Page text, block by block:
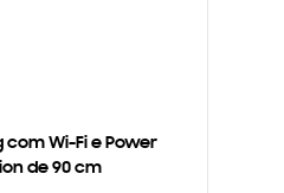
com Wi-Fi e Power
de 90 cm